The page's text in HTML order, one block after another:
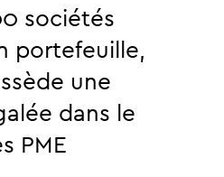
sociétés
portefeuille,
une
dans le
PME